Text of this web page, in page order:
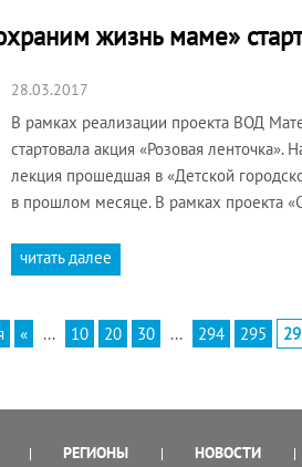
жизнь маме»
28.03.2017
В рамках реализации проекта ВОД
стартовала акция «Розовая
лекция прошедшая в «Детской
в прошлом месяце. В рамках проекта
читать далее
« ... 10 20 30 ... 294 295
РЕГИОНЫ НОВОСТИ